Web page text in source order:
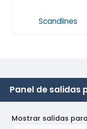
Scandlines
Panel de salidas
Mostrar salidas para